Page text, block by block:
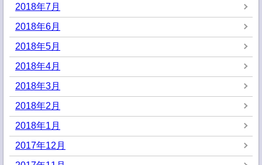
2018年7月
2018年6月
2018年5月
2018年4月
2018年3月
2018年2月
2018年1月
2017年12月